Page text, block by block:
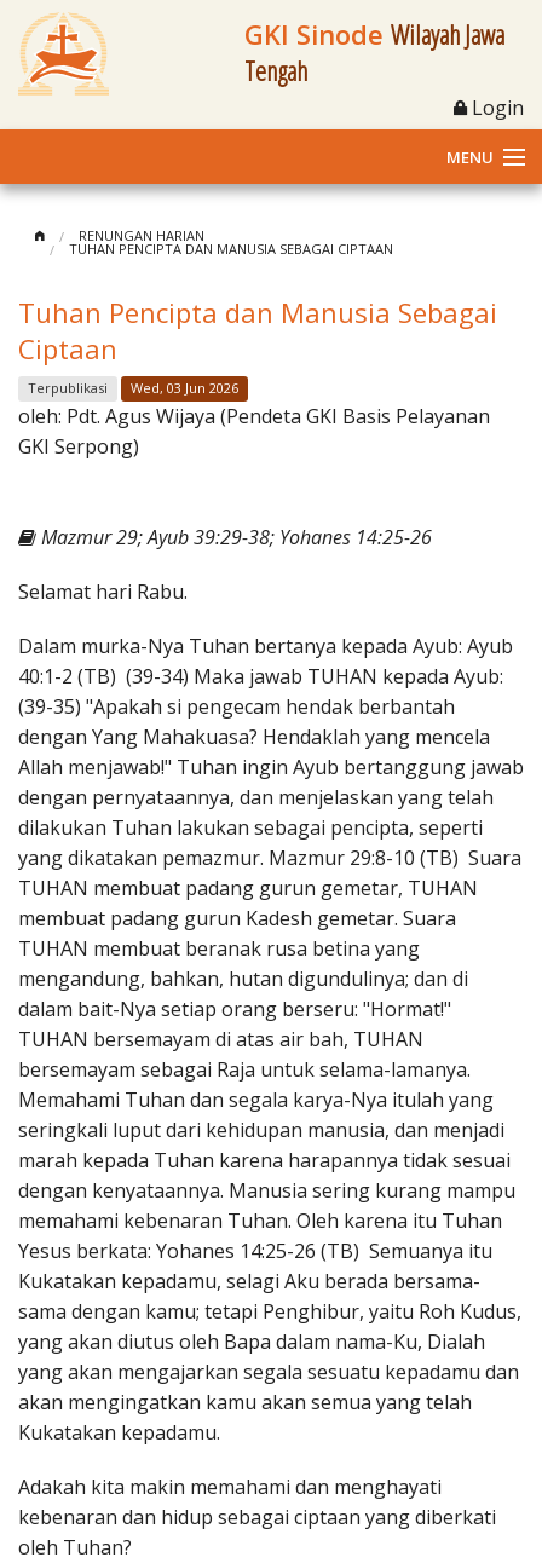
GKI Sinode Wilayah Jawa
Tengah
Login
MENU
Klasis dan Jemaat
Berita Kegiatan
Fasilitas
RENUNGAN HARIAN
TUHAN PENCIPTA DAN MANUSIA SEBAGAI CIPTAAN
Tuhan Pencipta dan Manusia Sebagai
Ciptaan
Terpublikasi Wed, 03 Jun 2026
oleh: Pdt. Agus Wijaya (Pendeta GKI Basis Pelayanan
GKI Serpong)
Mazmur 29; Ayub 39:29-38; Yohanes 14:25-26
Selamat hari Rabu.
Dalam murka-Nya Tuhan bertanya kepada Ayub: Ayub
40:1-2 (TB) (39-34) Maka jawab TUHAN kepada Ayub:
(39-35) "Apakah si pengecam hendak berbantah
dengan Yang Mahakuasa? Hendaklah yang mencela
Allah menjawab!" Tuhan ingin Ayub bertanggung jawab
dengan pernyataannya, dan menjelaskan yang telah
dilakukan Tuhan lakukan sebagai pencipta, seperti
yang dikatakan pemazmur. Mazmur 29:8-10 (TB) Suara
TUHAN membuat padang gurun gemetar, TUHAN
membuat padang gurun Kadesh gemetar. Suara
TUHAN membuat beranak rusa betina yang
mengandung, bahkan, hutan digundulinya; dan di
dalam bait-Nya setiap orang berseru: "Hormat!"
TUHAN bersemayam di atas air bah, TUHAN
bersemayam sebagai Raja untuk selama-lamanya.
Memahami Tuhan dan segala karya-Nya itulah yang
seringkali luput dari kehidupan manusia, dan menjadi
marah kepada Tuhan karena harapannya tidak sesuai
dengan kenyataannya. Manusia sering kurang mampu
memahami kebenaran Tuhan. Oleh karena itu Tuhan
Yesus berkata: Yohanes 14:25-26 (TB) Semuanya itu
Kukatakan kepadamu, selagi Aku berada bersama-
sama dengan kamu; tetapi Penghibur, yaitu Roh Kudus,
yang akan diutus oleh Bapa dalam nama-Ku, Dialah
yang akan mengajarkan segala sesuatu kepadamu dan
akan mengingatkan kamu akan semua yang telah
Kukatakan kepadamu.
Adakah kita makin memahami dan menghayati
kebenaran dan hidup sebagai ciptaan yang diberkati
oleh Tuhan?